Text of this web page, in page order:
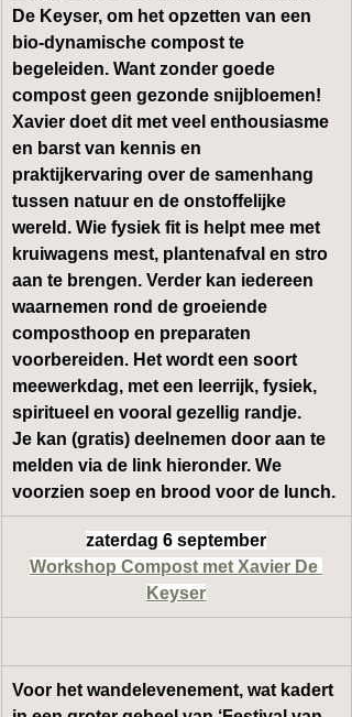
De Keyser, om het opzetten van een
bio-dynamische compost te
begeleiden. Want zonder goede
compost geen gezonde snijbloemen!
Xavier doet dit met veel enthousiasme
en barst van kennis en
praktijkervaring over de samenhang
tussen natuur en de onstoffelijke
wereld. Wie fysiek fit is helpt mee met
kruiwagens mest, plantenafval en stro
aan te brengen. Verder kan iedereen
waarnemen rond de groeiende
composthoop en preparaten
voorbereiden. Het wordt een soort
meewerkdag, met een leerrijk, fysiek,
spiritueel en vooral gezellig randje.
Je kan (gratis) deelnemen door aan te
melden via de link hieronder. We
voorzien soep en brood voor de lunch.
zaterdag 6 september
Workshop Compost met Xavier De
Keyser
Voor het wandelevenement, wat kadert